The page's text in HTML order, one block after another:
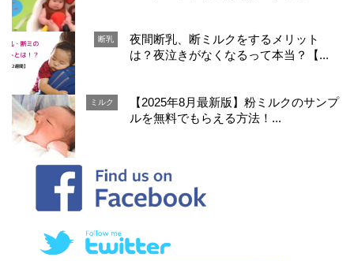
断乳
夜間断乳、断ミルクをするメリット
は？夜泣きがなくなるって本当？【...
ミルク
【2025年8月最新版】粉ミルクのサンプ
ルを無料でもらえる方法！...